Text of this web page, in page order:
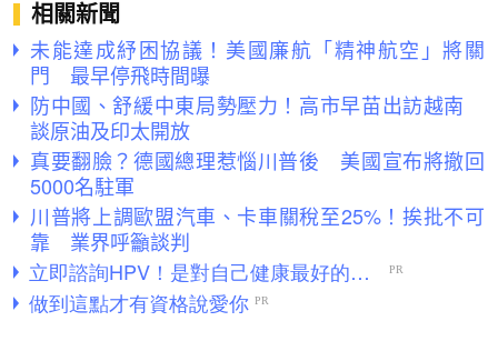
相關新聞
未能達成紓困協議！美國廉航「精神航空」將關
門 最早停飛時間曝
防中國、舒緩中東局勢壓力！高市早苗出訪越南
談原油及印太開放
真要翻臉？德國總理惹惱川普後 美國宣布將撤回
5000名駐軍
川普將上調歐盟汽車、卡車關稅至25%！挨批不可
靠 業界呼籲談判